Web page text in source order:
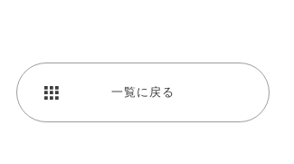
一覧に戻る